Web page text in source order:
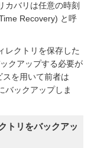
カバリは任意の時刻
Recovery) と呼
レクトリを保存した
クアップする必要が
スを用いて前者は
バックアップしま
トリをバックアッ